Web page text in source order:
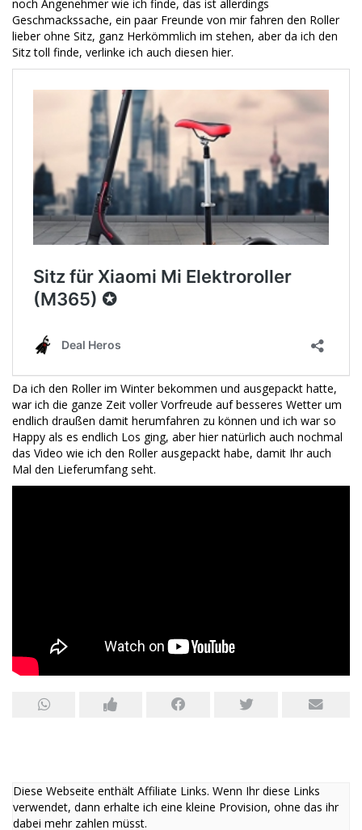
noch Angenehmer wie ich finde, das ist allerdings
Geschmackssache, ein paar Freunde von mir fahren den Roller
lieber ohne Sitz, ganz Herkömmlich im stehen, aber da ich den
Sitz toll finde, verlinke ich auch diesen hier.
Da ich den Roller im Winter bekommen und ausgepackt hatte,
war ich die ganze Zeit voller Vorfreude auf besseres Wetter um
endlich draußen damit herumfahren zu können und ich war so
Happy als es endlich Los ging, aber hier natürlich auch nochmal
das Video wie ich den Roller ausgepackt habe, damit Ihr auch
Mal den Lieferumfang seht.
Diese Webseite enthält Affiliate Links. Wenn Ihr diese Links
verwendet, dann erhalte ich eine kleine Provision, ohne das ihr
dabei mehr zahlen müsst.